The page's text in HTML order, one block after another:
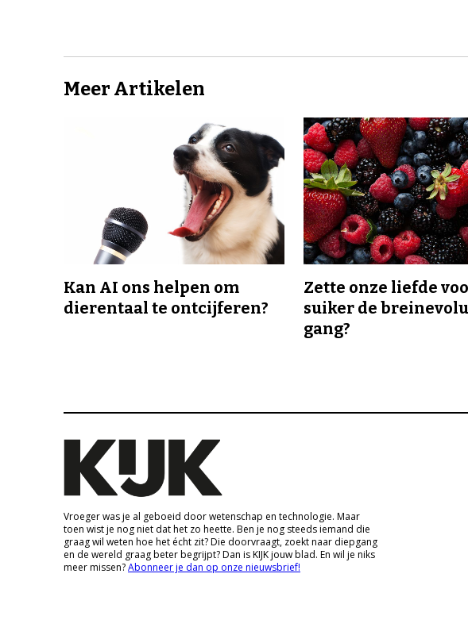
Meer Artikelen
Kan AI ons helpen om
dierentaal te ontcijferen?
Zette onze liefde
suiker de
gang?
Vroeger was je al geboeid door wetenschap en technologie. Maar
toen wist je nog niet dat het zo heette. Ben je nog steeds iemand die
graag wil weten hoe het écht zit? Die doorvraagt, zoekt naar diepgang
en de wereld graag beter begrijpt? Dan is KIJK jouw blad. En wil je niks
meer missen?Abonneer je dan op onze nieuwsbrief!